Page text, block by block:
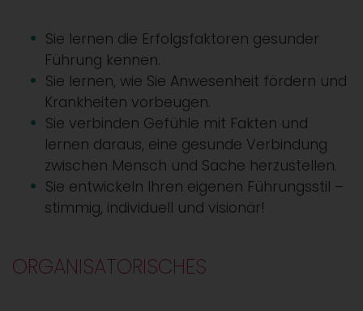
Sie lernen die Erfolgsfaktoren gesunder
Führung kennen.
Sie lernen, wie Sie Anwesenheit fördern und
Krankheiten vorbeugen.
Sie verbinden Gefühle mit Fakten und
lernen daraus, eine gesunde Verbindung
zwischen Mensch und Sache herzustellen.
Sie entwickeln Ihren eigenen Führungsstil –
stimmig, individuell und visionär!
ORGANISATORISCHES